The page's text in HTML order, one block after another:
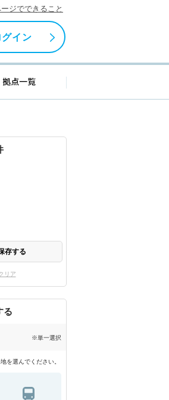
ジでできること
グイン
アドバイザー紹介 拠点一覧
存する
リア
る
※単一選択
を選んでください。